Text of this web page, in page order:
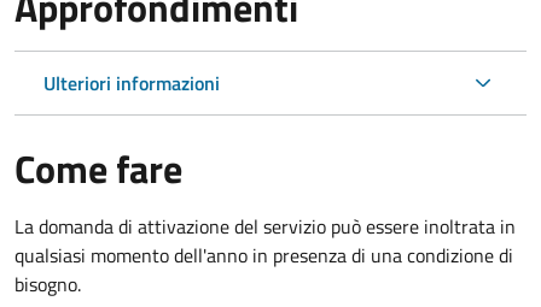
Ulteriori informazioni
Come fare
La domanda di attivazione del servizio può essere inoltrata in
qualsiasi momento dell'anno in presenza di una condizione di
bisogno.